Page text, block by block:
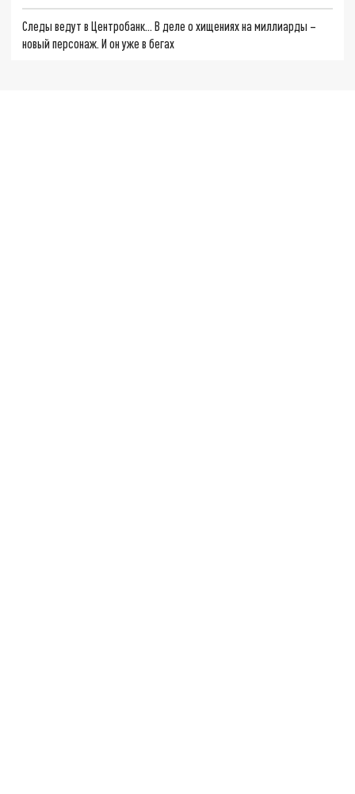
Следы ведут в Центробанк… В деле о хищениях на миллиарды –
новый персонаж. И он уже в бегах